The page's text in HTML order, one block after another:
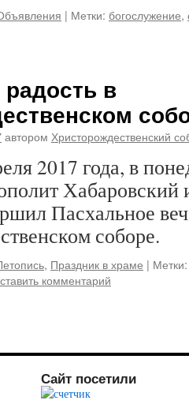
| Метки: богослужение,
в
автором Христорождественский
2017 года, в
Пасхальное
соборе.
, Праздник в храме | Метки:
комментарий
Сайт посетили